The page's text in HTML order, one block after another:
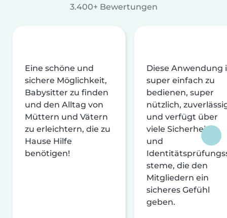
3.400+ Bewertungen
Eine schöne und
sichere Möglichkeit,
Babysitter zu finden
und den Alltag von
Müttern und Vätern
zu erleichtern, die zu
Hause Hilfe
benötigen!
Diese Anwendung
super einfach zu
bedienen, super
nützlich,
und verfügt über
viele Sicherheits-
und
steme, die den
Mitgliedern ein
sicheres Gefühl
geben.